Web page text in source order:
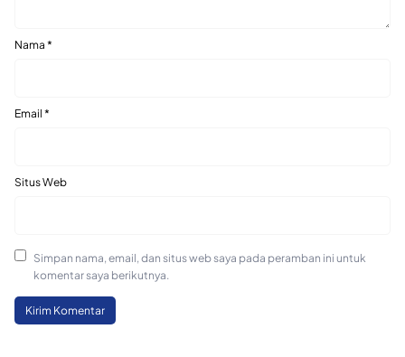
Nama *
Email *
Situs Web
Simpan nama, email, dan situs web saya pada peramban ini untuk
komentar saya berikutnya.